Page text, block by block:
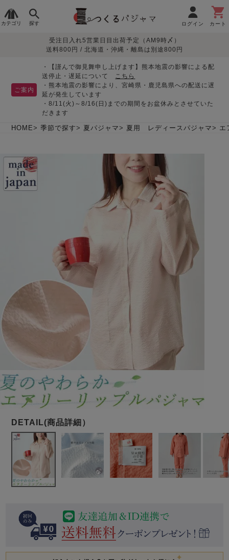
カテゴリ 探す ログイン カート
レディースパジャマ
メンズパジャマ
春 夏
ガールズパジャマ
春 夏 冬
生地で
さがす
ガーゼ サテン織り
サッカー/ちぢみ 楊
ニット/ストレッチ 起毛/フランネル
柄物
売れ筋ランキング
すべての生地一覧はこちら
目的別で
さがす
敏感肌用
パジャマ
入院・介護
胸が目立たない
マタニティ
パジャマ
ペアで
そろえたい
眠れる作務衣特集
体型別におすすめパジ
年齢別におすすめパジ
ルームウェア
インナーウェア 生活雑貨
売れ筋ランキング
- Item Ranking -
- New Arrival -
目的別でさがす一覧はこちら
デザインで
さがす
ィース
パジャマ
かぶり ワンピース
作務衣
羽織・バスロ
ーブ
ズボン単品
すべてのメン
ズ
パジャマ
長袖
前開き かぶり スリーパー
作務衣
ーブ
上着単品
夏パジャマ特集 つくるパジャマとは
お支払い・送料・配送
について
返品・交換について よくあるご質問
安心の日本製
SDGsの取り組み
受注日入れ5営業日目出荷予定（AM9時〆）
送料800円 / 北海道・沖縄・離島は別途800円
ご案内
・【謹んで御見舞申し上げます】熊本地震の影響による配
送停止・遅延について こちら
・熊本地震の影響により、宮崎県・鹿児島県への配送に遅
延が発生しています
・8/11(火)～8/16(日)までの期間をお盆休みとさせていた
だきます
HOME 季節で探す 夏パジャマ 夏用 レディースパジャマ エ